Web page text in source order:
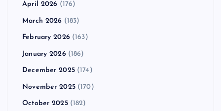
April 2026 (176)
March 2026 (183)
February 2026(163)
January 2026(186)
December 2025(174)
November 2025(170)
October 2025(182)